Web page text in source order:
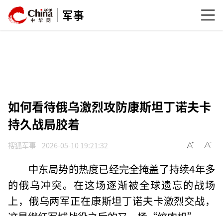
军事
如何看待俄乌激烈攻防康斯坦丁诺夫卡
持久战局胶着
搜狐军事 2026-05-10 19:21:32
中东局势的热度已经完全掩盖了持续4年多
的俄乌冲突。在这场逐渐被全球遗忘的战场
上，俄乌两军正在康斯坦丁诺夫卡激烈交战，